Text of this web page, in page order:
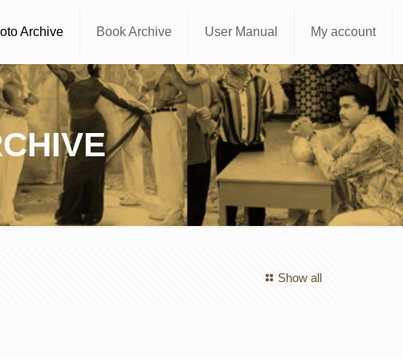
Archive Book Archive User Manual My account
Show all